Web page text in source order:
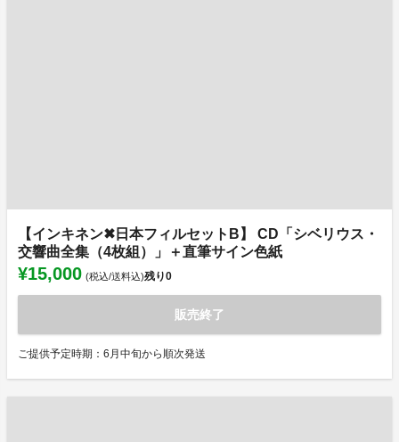
【インキネン✖日本フィルセットB】 CD「シベリウス・
交響曲全集（4枚組）」＋直筆サイン色紙
¥15,000 (税込/送料込)残り0
販売終了
ご提供予定時期：6月中旬から順次発送